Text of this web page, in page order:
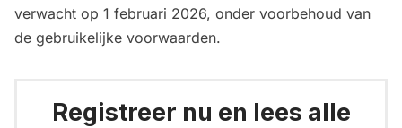
verwacht op 1 februari 2026, onder voorbehoud van
de gebruikelijke voorwaarden.
Registreer nu en lees alle